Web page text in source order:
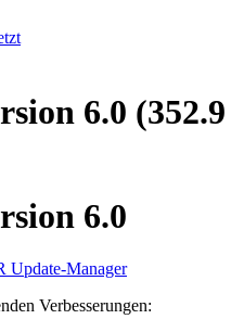
6.0 (352.9
6.0
Update-Manager
Verbesserungen: